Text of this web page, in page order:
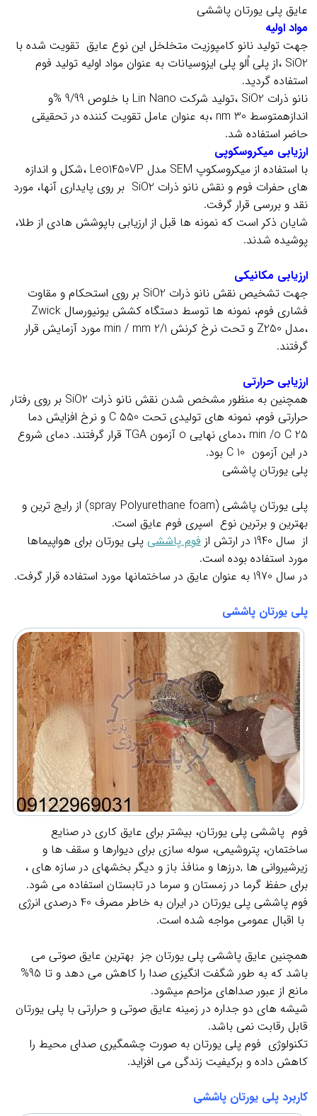
عایق پلی یورتان پاششی
مواد اوليه
جهت توليد نانو كامپوزيت متخلخل این نوع عایق تقويت شده با
SiO2 ،از پلي اُلو پلي ايزوسيانات به عنوان مواد اوليه توليد فوم
استفاده گرديد.
نانو ذرات SiO2 ،توليد شركت Lin Nano با خلوص 9/99 %و
اندازهمتوسط nm 30 ،به عنوان عامل تقويت كننده در تحقيقي
حاضر استفاده شد.
ارزيابي ميكروسكوپي
با استفاده از ميكروسكوپ SEM مدل Leo1450VP ،شكل و اندازه
هاي حفرات فوم و نقش نانو ذرات SiO2 بر روي پايداري آنها، مورد
نقد و بررسي قرار گرفت.
شایان ذكر است كه نمونه ها قبل از ارزيابي باپوشش هادي از طلا،
پوشيده شدند.
ارزيابي مكانيكي
جهت تشخيص نقش نانو ذرات SiO2 بر روي استحكام و مقاوت
فشاري فوم، نمونه ها توسط دستگاه كشش يونيورسال Zwick
،مدل Z250 و تحت نرخ كرنش min / mm 2/1 مورد آزمايش قرار
گرفتند.
ارزيابي حرارتي
همچنين به منظور مشخص شدن نقش نانو ذرات SiO2 بر روي رفتار
حرارتي فوم، نمونه هاي توليدي تحت C 550 و نرخ افزايش دما
min /o C 25 ،دماي نهايي o آزمون TGA قرار گرفتند. دماي شروع
در اين آزمون 10 C بود.
پلی یورتان پاششی
پلی یورتان پاششی (spray Polyurethane foam) از رایج ترین و
بهترین و برترین نوع اسپری فوم عایق است.
از سال 1940 در ارتش از
فوم پاششی پلی یورتان برای هواپیماها
مورد استفاده بوده است.
در سال 1970 به عنوان عایق در ساختمانها مورد استفاده قرار گرفت.
پلی یورتان پاششی
فوم پاششی پلی یورتان، بیشتر برای عایق کاری در صنایع
ساختمان، پتروشیمی، سوله سازی برای دیوارها و سقف ها و
زیرشیروانی ها ,درزها و منافذ باز و دیگر بخشهای در سازه های ،
برای حفظ گرما در زمستان و سرما در تابستان استفاده می شود.
فوم پاششی پلی یورتان در ایران به خاطر مصرف 40 درصدی انرژی
با اقبال عمومی مواجه شده است.
همچنین عایق پاششی پلی یورتان جز بهترین عایق صوتی می
باشد که به طور شگفت انگیزی صدا را کاهش می دهد و تا 95%
مانع از عبور صداهای مزاحم میشود.
شیشه های دو جداره در زمینه عایق صوتی و حرارتی با پلی یورتان
قابل رقابت نمی باشد.
تکنولوژی فوم پلی یورتان به صورت چشمگیری صدای محیط را
کاهش داده و برکیفیت زندگی می افزاید.
کاربرد پلی یورتان پاششی